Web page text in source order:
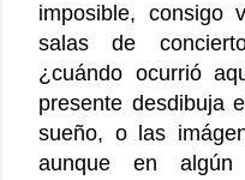
imposible, consigo
salas de
¿cuándo ocurrió
presente desdibuja
sueño, o las
aunque en algún